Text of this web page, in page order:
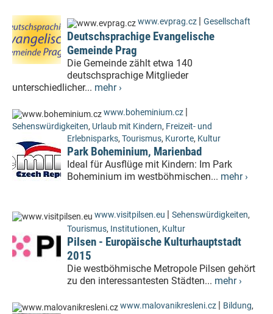
www.evprag.cz | Gesellschaft
Deutschsprachige Evangelische
Gemeinde Prag
Die Gemeinde zählt etwa 140
deutschsprachige Mitglieder
unterschiedlicher... mehr ›
www.boheminium.cz |
Sehenswürdigkeiten, Urlaub mit Kindern, Freizeit- und
Erlebnisparks, Tourismus, Kurorte, Kultur
Park Boheminium, Marienbad
Ideal für Ausflüge mit Kindern: Im Park
Boheminium im westböhmischen... mehr ›
www.visitpilsen.eu | Sehenswürdigkeiten,
Tourismus, Institutionen, Kultur
Pilsen - Europäische Kulturhauptstadt
2015
Die westböhmische Metropole Pilsen gehört
zu den interessantesten Städten... mehr ›
www.malovanikresleni.cz | Bildung,